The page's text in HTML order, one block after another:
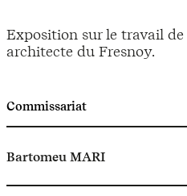
Exposition sur le travail de
architecte du Fresnoy.
Commissariat
Bartomeu MARI